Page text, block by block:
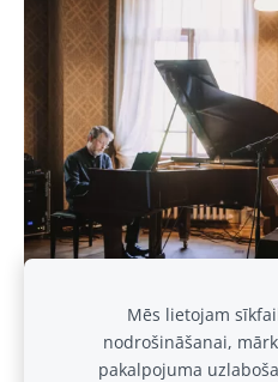
Mēs lietojam
nodrošināšanai,
pakalpojuma